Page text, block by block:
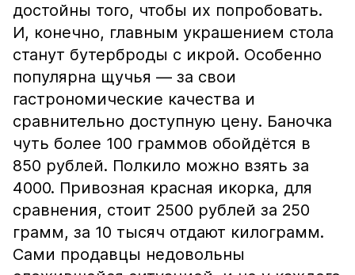
достойны того, чтобы их попробовать.
И, конечно, главным украшением стола
станут бутерброды с икрой. Особенно
популярна щучья — за свои
гастрономические качества и
сравнительно доступную цену. Баночка
чуть более 100 граммов обойдётся в
850 рублей. Полкило можно взять за
4000. Привозная красная икорка, для
сравнения, стоит 2500 рублей за 250
грамм, за 10 тысяч отдают килограмм.
Сами продавцы недовольны